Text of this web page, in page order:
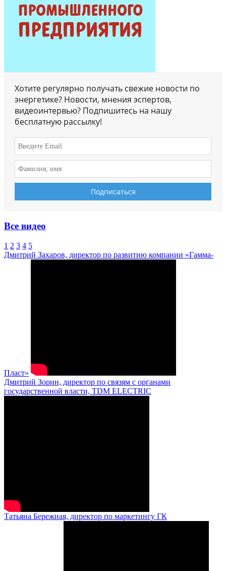
Хотите регулярно получать свежие новости по
энергетике? Новости, мнения эспертов,
видеоинтервью? Подпишитесь на нашу
бесплатную рассылку!
Все видео
1 2 3 4 5
Дмитрий Захаров, директор по развитию компании «Гамма-
Пласт»
Дмитрий Зорин, директор по связям с органами
государственной власти, TDM ELECTRIC
Татьяна Бережная, директор по маркетингу ГК